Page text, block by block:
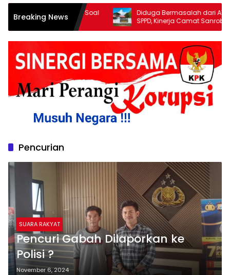
Breaking News
Soal
Bukan
Fasilitas PTSP
Diduga Bermasalah dari ATK Hingga
SPPD, Kinerja Camat Sanrobone
Dikeluhkan Pegawai
Pencurian
SUARA RAKYAT
Pencuri Gabah Dilaporkan ke
Polisi ?
November 6, 2024